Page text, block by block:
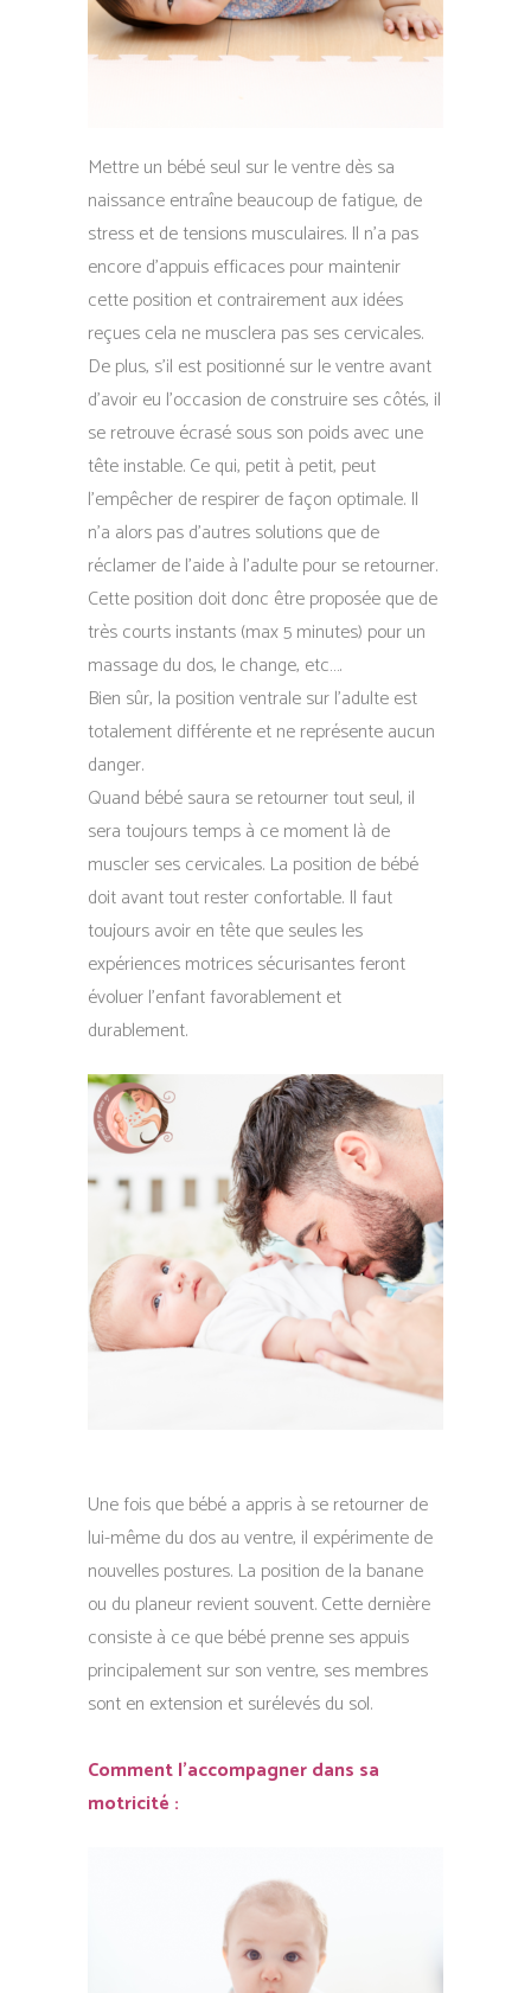
Mettre un bébé seul sur le ventre dès sa
naissance entraîne beaucoup de fatigue, de
stress et de tensions musculaires. Il n’a pas
encore d’appuis efficaces pour maintenir
cette position et contrairement aux idées
reçues cela ne musclera pas ses cervicales.
De plus, s’il est positionné sur le ventre avant
d’avoir eu l’occasion de construire ses côtés, il
se retrouve écrasé sous son poids avec une
tête instable. Ce qui, petit à petit, peut
l’empêcher de respirer de façon optimale. Il
n’a alors pas d’autres solutions que de
réclamer de l’aide à l’adulte pour se retourner.
Cette position doit donc être proposée que de
très courts instants (max 5 minutes) pour un
massage du dos, le change, etc….
Bien sûr, la position ventrale sur l’adulte est
totalement différente et ne représente aucun
danger.
Quand bébé saura se retourner tout seul, il
sera toujours temps à ce moment là de
muscler ses cervicales. La position de bébé
doit avant tout rester confortable. Il faut
toujours avoir en tête que seules les
expériences motrices sécurisantes feront
évoluer l’enfant favorablement et
durablement.
Une fois que bébé a appris à se retourner de
lui-même du dos au ventre, il expérimente de
nouvelles postures. La position de la banane
ou du planeur revient souvent. Cette dernière
consiste à ce que bébé prenne ses appuis
principalement sur son ventre, ses membres
sont en extension et surélevés du sol.
Comment l’accompagner dans sa
motricité :